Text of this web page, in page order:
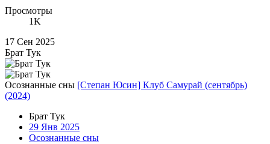
Просмотры
1K
17 Сен 2025
Брат Тук
Осознанные сны [Степан Юсин] Клуб Самурай (сентябрь)
(2024)
Брат Тук
29 Янв 2025
Осознанные сны